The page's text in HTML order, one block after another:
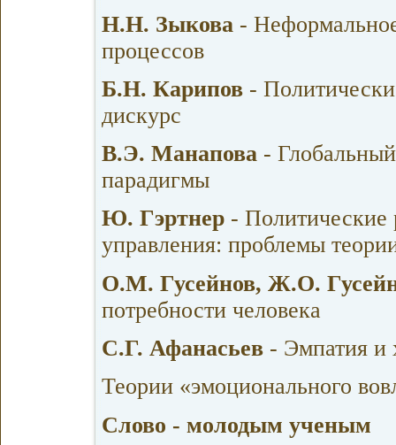
Н.Н. Зыкова -
процессов
Б.Н. Карипов -
дискурс
В.Э. Манапова -
парадигмы
Ю. Гэртнер - Политические
управления: проблемы
О.М. Гусейнов, Ж.О.
потребности человека
С.Г. Афанасьев - Эмпатия и
Теории «эмоционального
Слово - молодым ученым